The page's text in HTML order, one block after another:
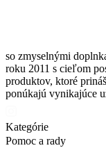
so zmyselnými
roku 2011 s cieľom
produktov, ktoré
ponúkajú vynikajúce
Kategórie
Pomoc a rady